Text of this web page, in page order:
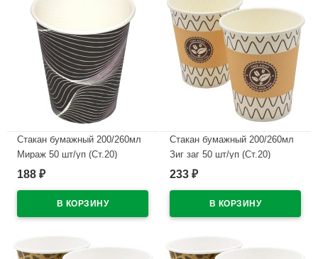
Стакан бумажный 200/260мл
Мираж 50 шт/уп (Ст.20)
В наличии
188 ₽
Стакан бумажный 200/260мл
Зиг заг 50 шт/уп (Ст.20)
В наличии
233 ₽